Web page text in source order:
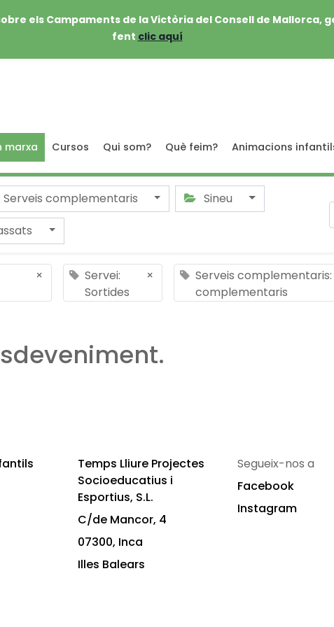
els Campaments de la Victòria del Consell de Mallorca,
fent clic aquí
marxa Cursos Qui som? Què feim? Animacions
Serveis complementaris
Sineu
×
Servei:
Sortides
×
Serveis complementaris:
complementaris
Temps Lliure Projectes
Socioeducatius i
Esportius, S.L.
C/de Mancor, 4
07300, Inca
Illes Balears
Segueix-nos a
Facebook
Instagram